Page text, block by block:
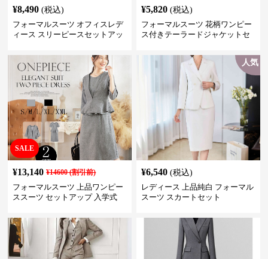
¥8,490 (税込)
フォーマルスーツ オフィスレデ
ィース スリーピースセットアッ
¥5,820 (税込)
フォーマルスーツ 花柄ワンピー
ス付きテーラードジャケットセ
SALE
¥13,140 ¥14600(割引前)
フォーマルスーツ 上品ワンピー
ススーツ セットアップ 入学式
人気
¥6,540 (税込)
レディース 上品純白 フォーマル
スーツ スカートセット